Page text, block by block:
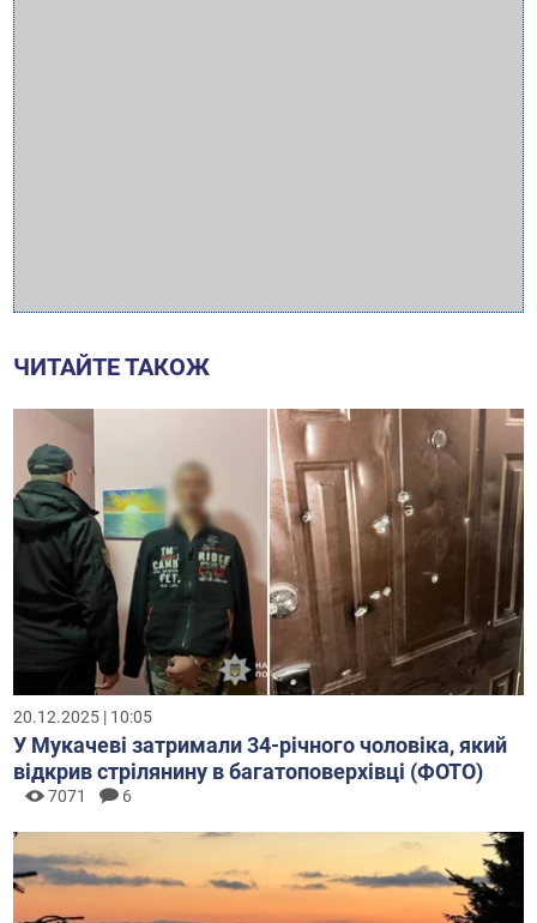
ЧИТАЙТЕ ТАКОЖ
20.12.2025 | 10:05
У Мукачеві затримали 34-річного чоловіка, який
відкрив стрілянину в багатоповерхівці (ФОТО)
7071 6